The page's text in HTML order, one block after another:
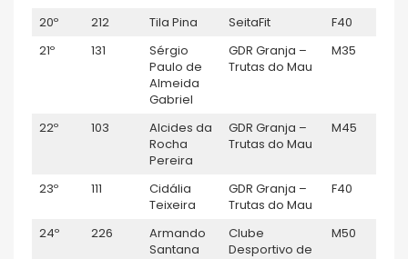
20º 212 Tila Pina SeitaFit F40
21º
131
Sérgio
Paulo de
Almeida
Gabriel
GDR Granja –
Trutas do Mau
M35
22º 103
Alcides da
Rocha
Pereira
GDR Granja –
Trutas do Mau
M45
23º 111
Cidália
Teixeira
GDR Granja –
Trutas do Mau
F40
24º 226
Armando
Santana
Clube
Desportivo de
M50